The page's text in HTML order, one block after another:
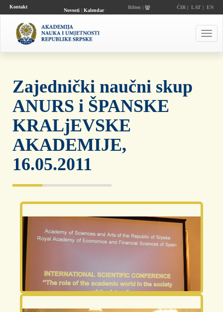
Kontakt
Novosti| Kalendar
Bilten | ĆIR | LAT| EN
Zajednički naučni skup
ANURS i ŠPANSKE
KRALjEVSKE
AKADEMIJE,
16.05.2011